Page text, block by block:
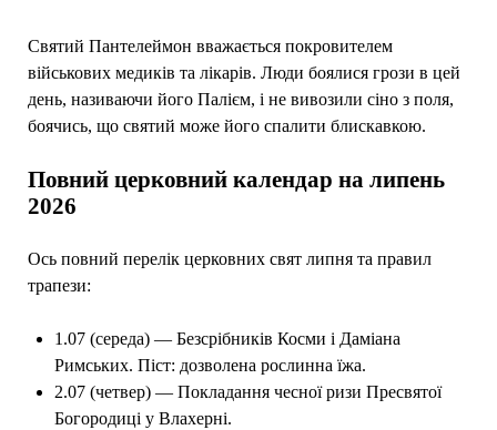
Святий Пантелеймон вважається покровителем
військових медиків та лікарів. Люди боялися грози в цей
день, називаючи його Палієм, і не вивозили сіно з поля,
боячись, що святий може його спалити блискавкою.
Повний церковний календар на липень
2026
Ось повний перелік церковних свят липня та правил
трапези:
1.07 (середа) — Безсрібників Косми і Даміана
Римських. Піст: дозволена рослинна їжа.
2.07 (четвер) — Покладання чесної ризи Пресвятої
Богородиці у Влахерні.